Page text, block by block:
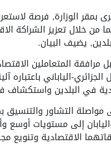
الوزارة, فرصة
من خلال تعزيز الشراكة
يضيف البيان.
مرافقة المتعاملين
الياباني باعتباره
في البلدين واستكشاف
التشاور والتنسيق
إلى مستويات أوسع
الاقتصادية وتنويع